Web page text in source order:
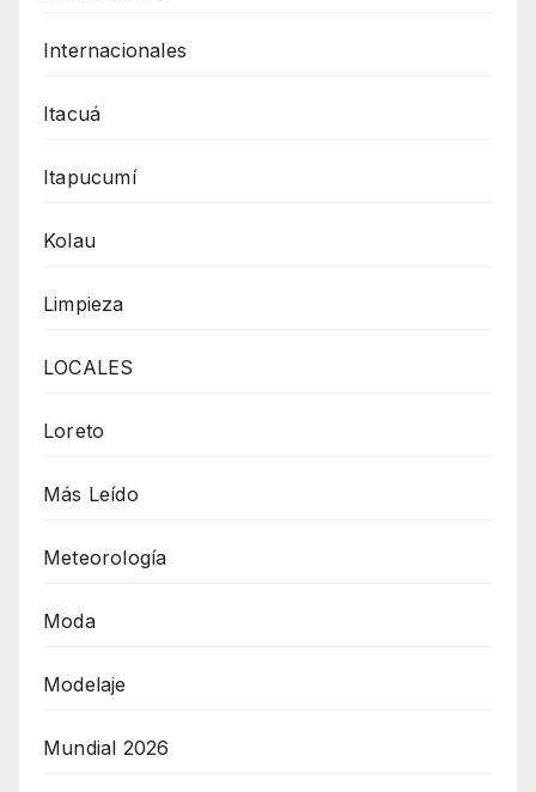
Internacionales
Itacuá
Itapucumí
Kolau
Limpieza
LOCALES
Loreto
Más Leído
Meteorología
Moda
Modelaje
Mundial 2026